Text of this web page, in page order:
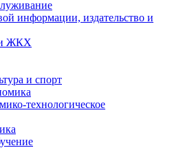
информации, издательство и
и ЖКХ
и спорт
технологическое